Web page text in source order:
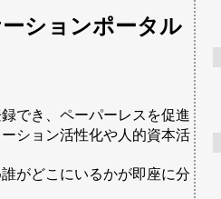
ションポータル
でき、ペーパーレスを促進
ション活性化や人的資本活
がどこにいるかが即座に分